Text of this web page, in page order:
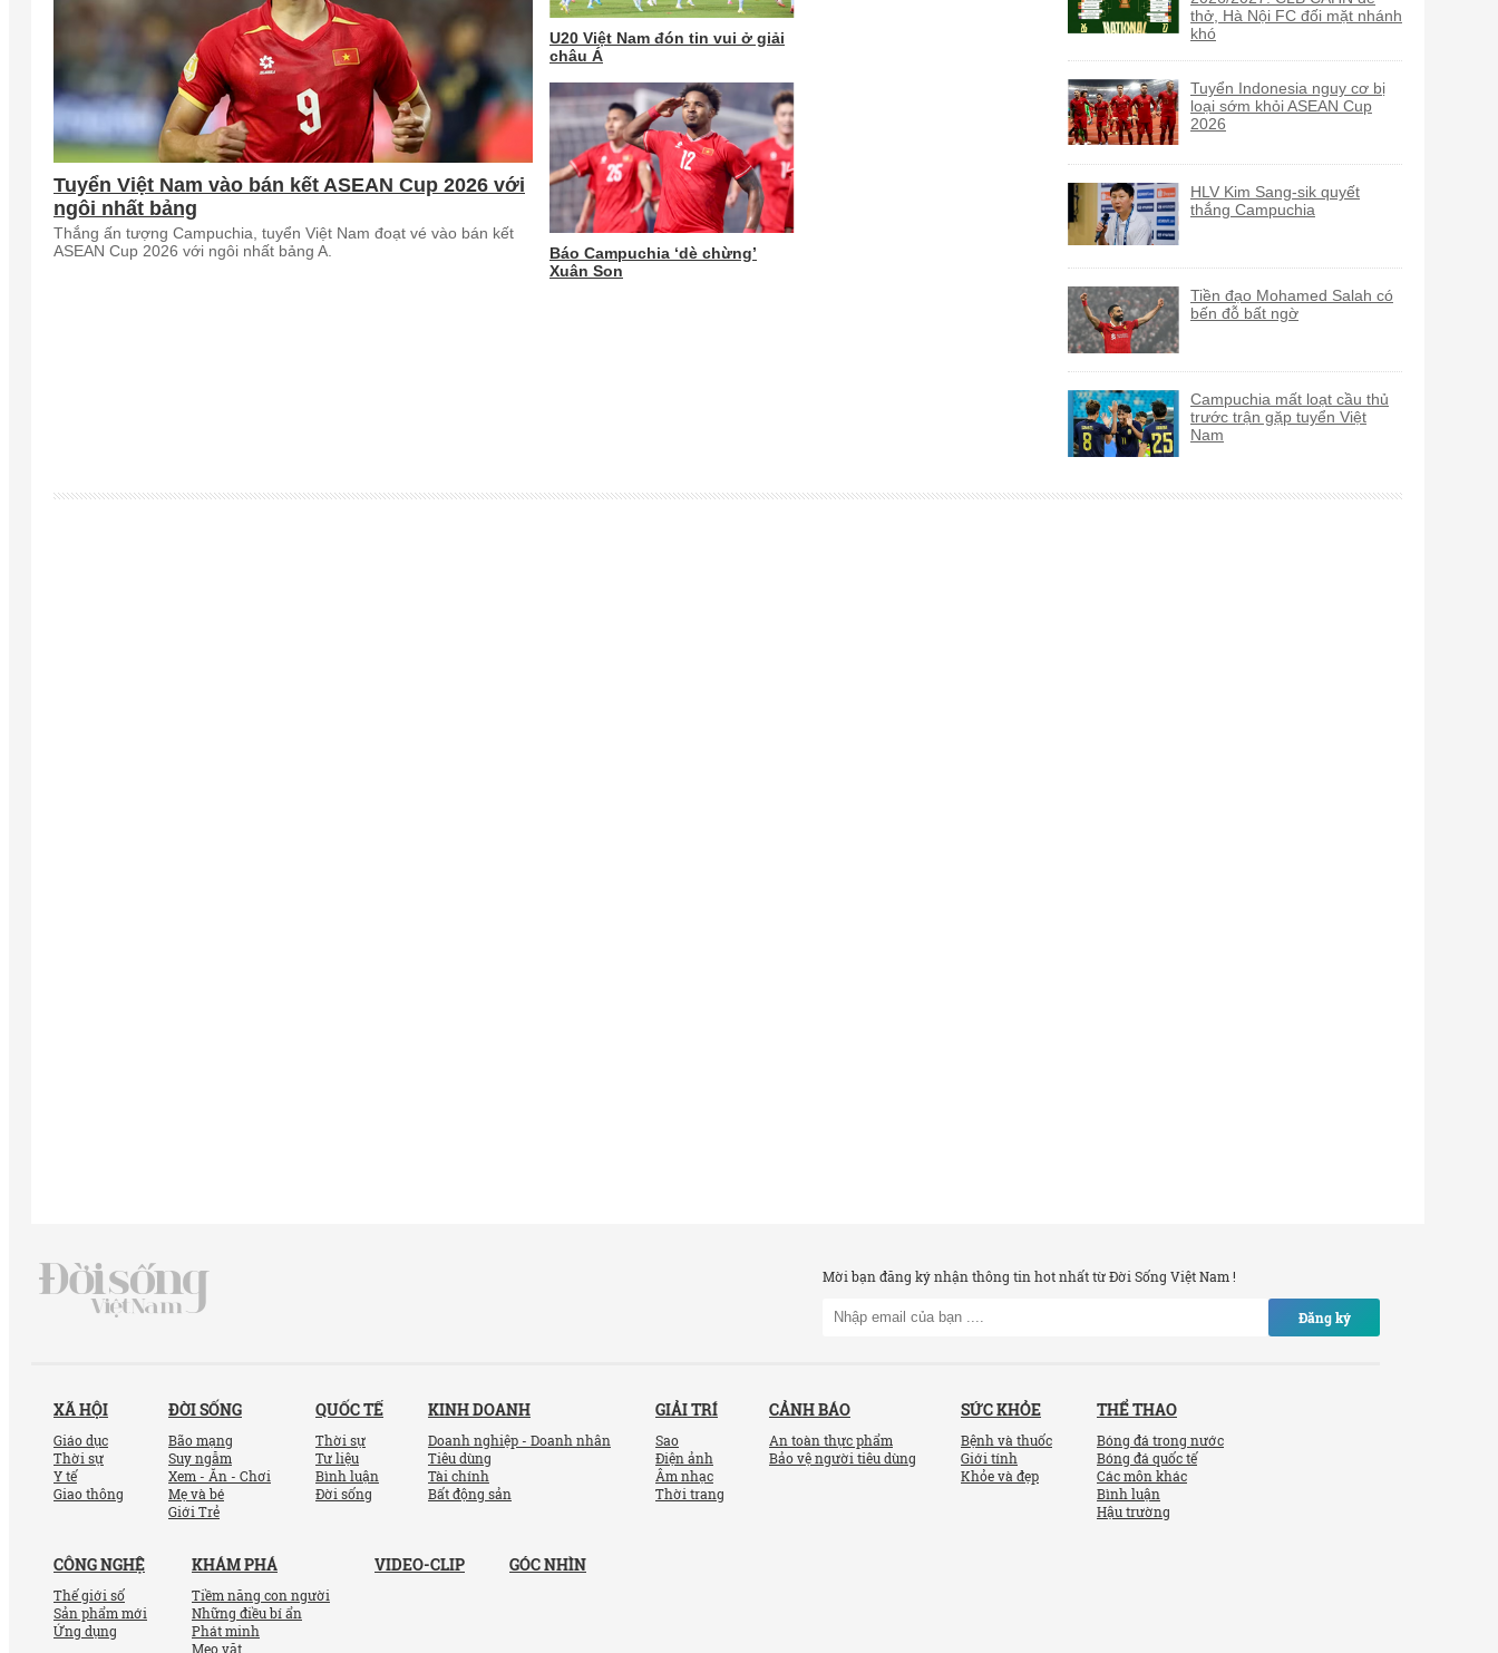
Tuyển Việt Nam vào bán kết ASEAN Cup 2026 với
ngôi nhất bảng
Thắng ấn tượng Campuchia, tuyển Việt Nam đoạt vé vào bán kết
ASEAN Cup 2026 với ngôi nhất bảng A.
U20 Việt Nam đón tin vui ở giải
châu Á
Báo Campuchia ‘dè chừng’
Xuân Son
thở, Hà Nội FC đối mặt nhánh
khó
Tuyển Indonesia nguy cơ bị
loại sớm khỏi ASEAN Cup
2026
HLV Kim Sang-sik quyết
thắng Campuchia
Tiền đạo Mohamed Salah có
bến đỗ bất ngờ
Campuchia mất loạt cầu thủ
trước trận gặp tuyển Việt
Nam
Mời bạn đăng ký nhận thông tin hot nhất từ Đời Sống Việt Nam !
Đăng ký
XÃ HỘI
Giáo dục
Thời sự
Y tế
Giao thông
ĐỜI SỐNG
Bão mạng
Suy ngẫm
Xem - Ăn - Chơi
Mẹ và bé
Giới Trẻ
QUỐC TẾ
Thời sự
Tư liệu
Bình luận
Đời sống
KINH DOANH
Doanh nghiệp - Doanh nhân
Tiêu dùng
Tài chính
Bất động sản
GIẢI TRÍ
Sao
Điện ảnh
Âm nhạc
Thời trang
CẢNH BÁO
An toàn thực phẩm
Bảo vệ người tiêu dùng
SỨC KHỎE
Bệnh và thuốc
Giới tính
Khỏe và đẹp
THỂ THAO
Bóng đá trong nước
Bóng đá quốc tế
Các môn khác
Bình luận
Hậu trường
CÔNG NGHỆ
Thế giới số
Sản phẩm mới
Ứng dụng
KHÁM PHÁ
Tiềm năng con người
Những điều bí ẩn
Phát minh
Mẹo vặt
VIDEO-CLIP GÓC NHÌN